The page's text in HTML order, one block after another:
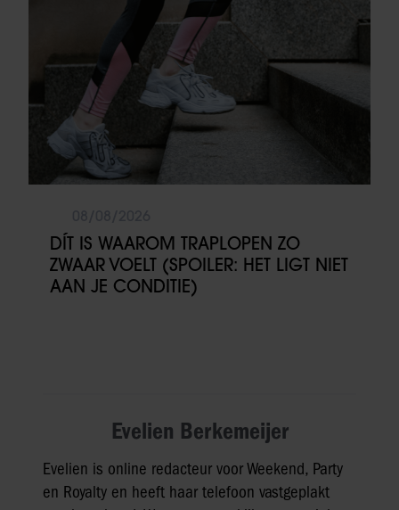
DÍT IS WAAROM TRAPLOPEN ZO
ZWAAR VOELT (SPOILER: HET LIGT NIET
AAN JE CONDITIE)
Evelien Berkemeijer
Evelien is online redacteur voor Weekend, Party
en Royalty en heeft haar telefoon vastgeplakt